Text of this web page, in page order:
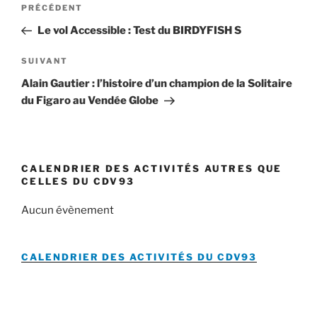
l’article
Article
précédent
PRÉCÉDENT
Le vol Accessible : Test du BIRDYFISH S
Article
suivant
SUIVANT
Alain Gautier : l’histoire d’un champion de la Solitaire
du Figaro au Vendée Globe
CALENDRIER DES ACTIVITÉS AUTRES QUE
CELLES DU CDV93
Aucun évènement
CALENDRIER DES ACTIVITÉS DU CDV93